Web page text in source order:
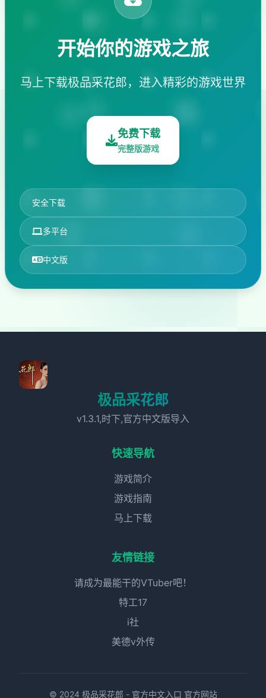
开始你的游戏之旅
马上下载极品采花郎，进入精彩的游戏世界
免费下载
完整版游戏
安全下载
多平台
中文版
极品采花郎
v1.3.1,时下,官方中文版导入
快速导航
游戏简介
游戏指南
马上下载
友情链接
请成为最能干的VTuber吧！
特工17
i社
美德v外传
© 2024 极品采花郎 - 官方中文入口 官方网站